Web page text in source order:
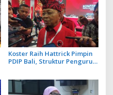
Koster Raih Hattrick Pimpin
PDIP Bali, Struktur Pengurus